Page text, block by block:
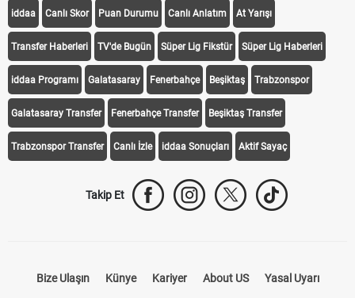
iddaa Canlı Skor Puan Durumu Canlı Anlatım At Yarışı
Transfer Haberleri TV'de Bugün Süper Lig Fikstür Süper Lig Haberleri
iddaa Programı Galatasaray Fenerbahçe Beşiktaş Trabzonspor
Galatasaray Transfer Fenerbahçe Transfer Beşiktaş Transfer
Trabzonspor Transfer Canlı İzle iddaa Sonuçları Aktif Sayaç
Takip Et
Bize Ulaşın Künye Kariyer About US Yasal Uyarı